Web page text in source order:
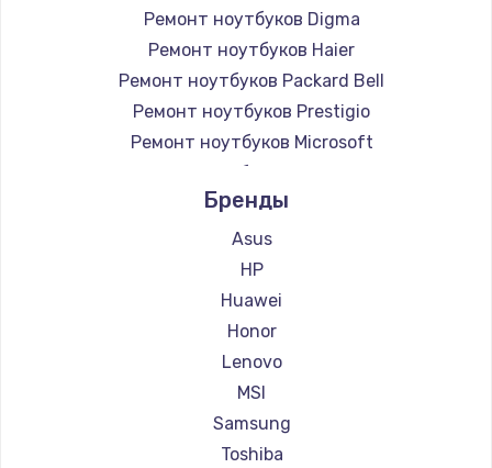
Ремонт ноутбуков Digma
Ремонт ноутбуков Haier
Ремонт ноутбуков Packard Bell
Ремонт ноутбуков Prestigio
Ремонт ноутбуков Microsoft
Ремонт ноутбуков Alienware
Ремонт ноутбуков Aquarius
Ремонт ноутбуков Gigabyte
Ремонт ноутбуков Aorus
Ремонт ноутбуков Maibenben
Ремонт ноутбуков Getac
Ремонт ноутбуков Epson
Ремонт ноутбуков Philips
Ремонт ноутбуков LG
Ремонт ноутбуков Panasonic
Бренды
Asus
HP
Huawei
Honor
Lenovo
MSI
Samsung
Toshiba